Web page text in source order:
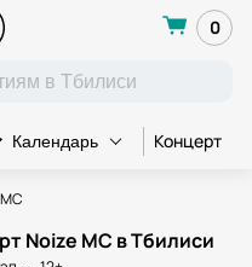
0
Календарь Концерт
Noize MC в Тбилиси